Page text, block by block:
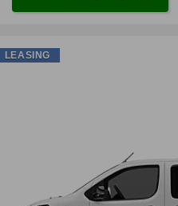
LEASING